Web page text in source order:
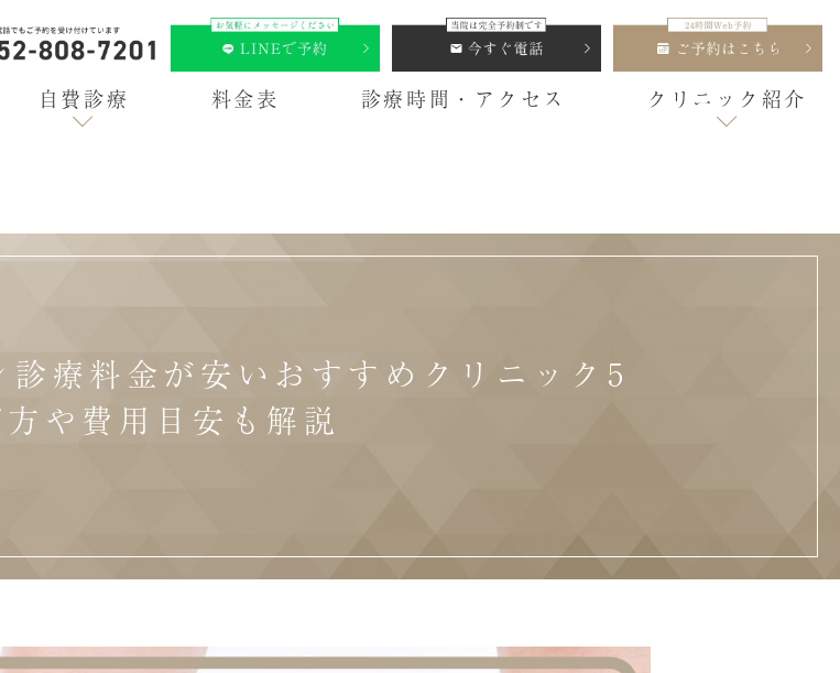
療料金が安いおすすめクリニック5
や費用目安も解説
自費診療 料金表 診療時間・アクセス クリニック紹介